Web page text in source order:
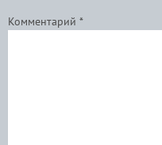
Комментарий *